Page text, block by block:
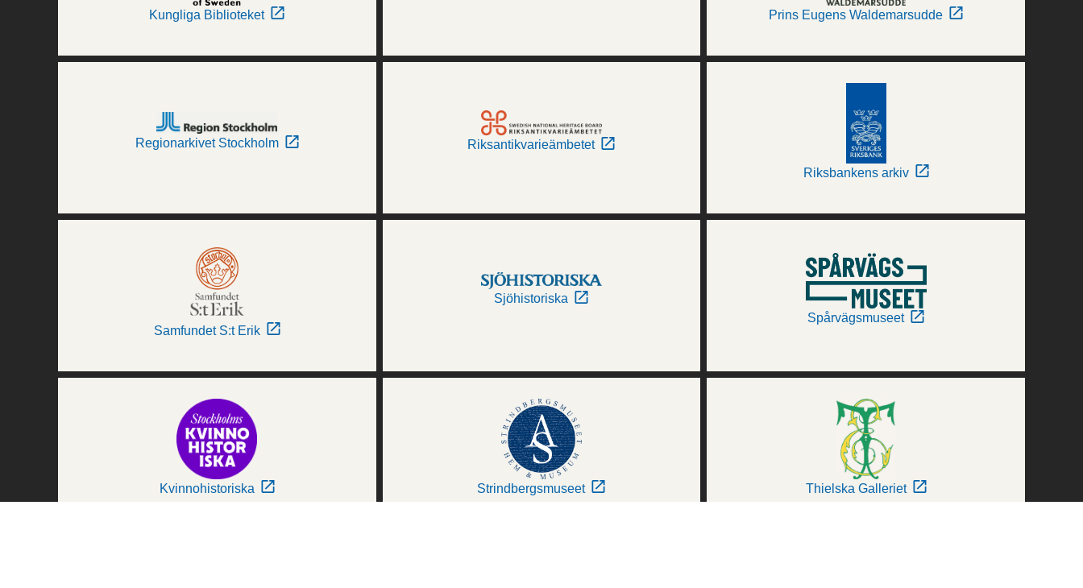
Kungliga Biblioteket
Prins Eugens Waldemarsudde
Regionarkivet Stockholm Riksantikvarieämbetet
Riksbankens arkiv
Samfundet S:t Erik
Sjöhistoriska
Spårvägsmuseet
Kvinnohistoriska Strindbergsmuseet Thielska Galleriet